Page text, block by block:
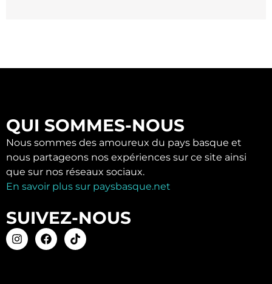
QUI SOMMES-NOUS
Nous sommes des amoureux du pays basque et
nous partageons nos expériences sur ce site ainsi
que sur nos réseaux sociaux.
En savoir plus sur paysbasque.net
SUIVEZ-NOUS